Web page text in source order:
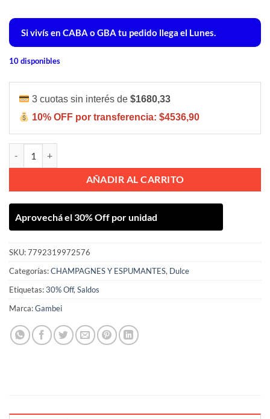
Si vivís en CABA o GBA tu pedido llega el Lunes.
10 disponibles
3 cuotas sin interés de$1680,33
10% OFF por transferencia:$4536,90
AÑADIR AL CARRITO
Aprovechá el 30% Off por unidad
SKU:7792319972576
Categorías:CHAMPAGNES Y ESPUMANTES, Dulce
Etiquetas:30% Off,Saldos
Marca:Gambei